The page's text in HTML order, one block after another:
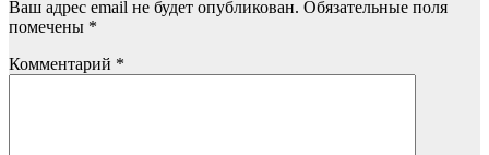
Ваш адрес email не будет опубликован. Обязательные поля
помечены *
Комментарий *